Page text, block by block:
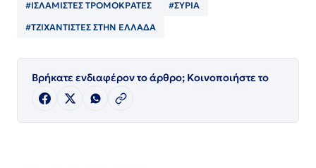
#ΙΣΛΑΜΙΣΤΕΣ ΤΡΟΜΟΚΡΑΤΕΣ #ΣΥΡΙΑ
#ΤΖΙΧΑΝΤΙΣΤΕΣ ΣΤΗΝ ΕΛΛΑΔΑ
Βρήκατε ενδιαφέρον το άρθρο; Κοινοποιήστε το